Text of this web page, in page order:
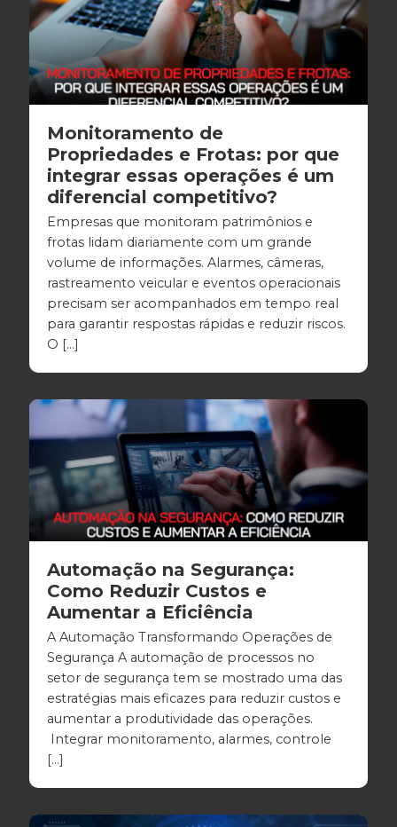
Monitoramento de
Propriedades e Frotas: por que
integrar essas operações é um
diferencial competitivo?
Empresas que monitoram patrimônios e
frotas lidam diariamente com um grande
volume de informações. Alarmes, câmeras,
rastreamento veicular e eventos operacionais
precisam ser acompanhados em tempo real
para garantir respostas rápidas e reduzir riscos.
O […]
Automação na Segurança:
Como Reduzir Custos e
Aumentar a Eficiência
A Automação Transformando Operações de
Segurança A automação de processos no
setor de segurança tem se mostrado uma das
estratégias mais eficazes para reduzir custos e
aumentar a produtividade das operações.
Integrar monitoramento, alarmes, controle
[…]